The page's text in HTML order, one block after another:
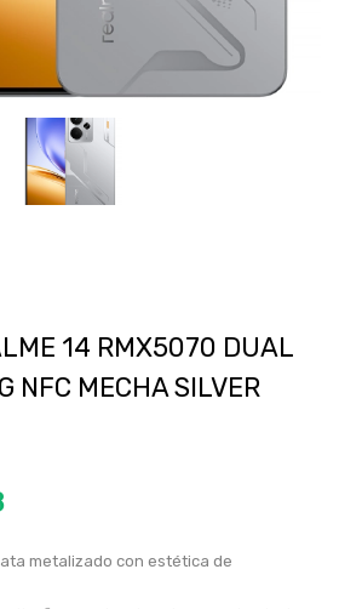
14 RMX5070 DUAL
NFC MECHA SILVER
metalizado con estética de